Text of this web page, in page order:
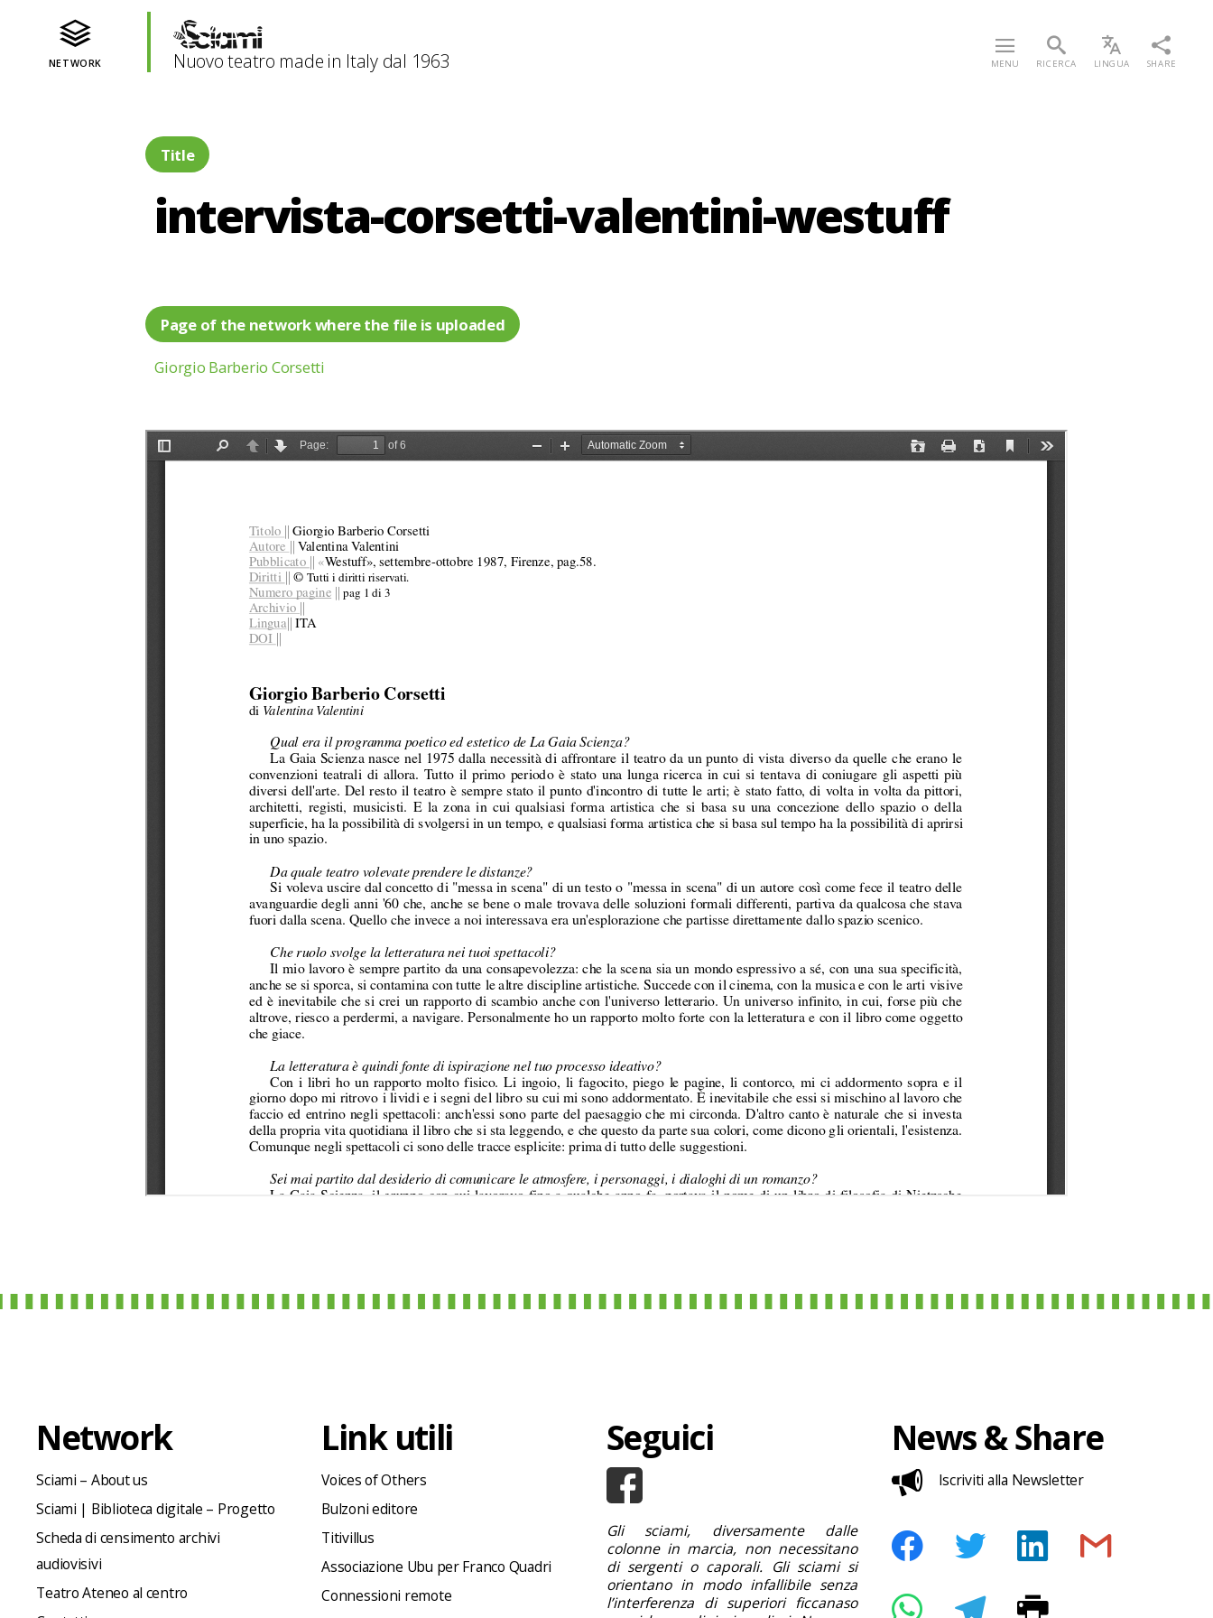
NETWORK Nuovo teatro made in Italy dal 1963 MENU RICERCA LINGUA SHARE
Title
intervista-corsetti-valentini-westuff
Page of the network where the file is uploaded
Giorgio Barberio Corsetti
Network
Sciami – About us
Sciami | Biblioteca digitale – Progetto
Scheda di censimento archivi
audiovisivi
Teatro Ateneo al centro
Link utili
Voices of Others
Bulzoni editore
Titivillus
Associazione Ubu per Franco Quadri
Connessioni remote
Seguici
Gli sciami, diversamente dalle
colonne in marcia, non necessitano
di sergenti o caporali. Gli sciami si
orientano in modo infallibile senza
l’interferenza di superiori ficcanaso
News & Share
Iscriviti alla Newsletter